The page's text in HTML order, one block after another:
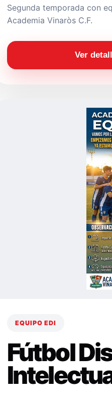
Segunda temporada con
Academia Vinaròs C.F.
Ver
EQUIPO EDI
Fútbol